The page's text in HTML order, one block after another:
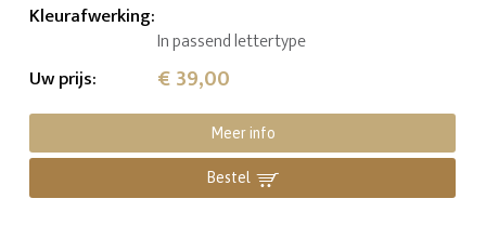
Kleurafwerking:
In passend lettertype
Uw prijs: € 39,00
Meer info
Bestel